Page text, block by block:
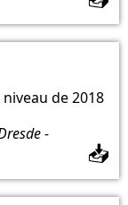
de 2018
-
📥